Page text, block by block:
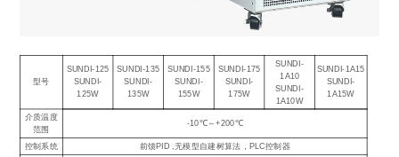
型号
SUNDI-125
SUNDI-
125W
SUNDI-135
SUNDI-
135W
SUNDI-155
SUNDI-
155W
SUNDI-175
SUNDI-
175W
SUNDI-
1A10
SUNDI-
1A10W
SUNDI-1A15
SUNDI-
1A15W
介质温度
范围
-10℃～+200℃
控制系统
前馈PID ,无模型自建树算法，PLC控制器